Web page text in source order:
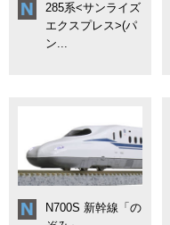
285系<サンライズ
エクスプレス>(パ
ン...
N700S 新幹線「の